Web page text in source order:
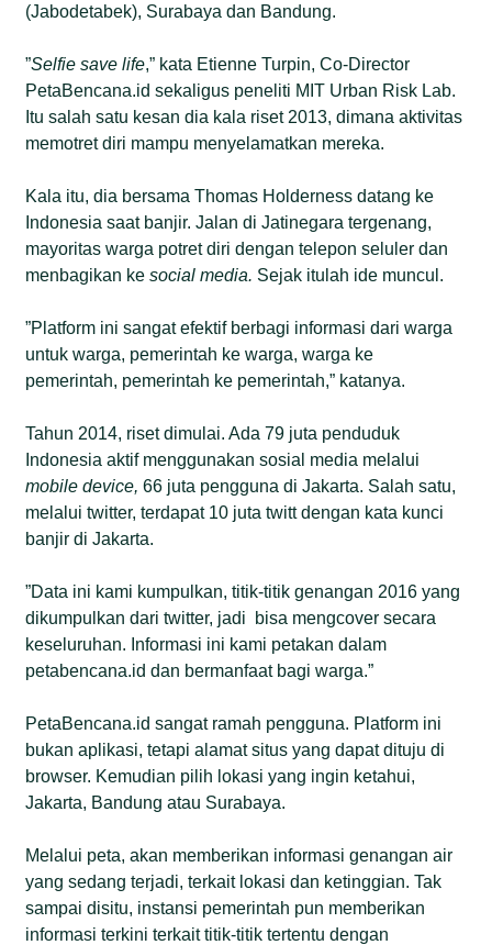
(Jabodetabek), Surabaya dan Bandung.
”Selfie save life,” kata Etienne Turpin, Co-Director
PetaBencana.id sekaligus peneliti MIT Urban Risk Lab.
Itu salah satu kesan dia kala riset 2013, dimana aktivitas
memotret diri mampu menyelamatkan mereka.
Kala itu, dia bersama Thomas Holderness datang ke
Indonesia saat banjir. Jalan di Jatinegara tergenang,
mayoritas warga potret diri dengan telepon seluler dan
menbagikan kesocial media. Sejak itulah ide muncul.
”Platform ini sangat efektif berbagi informasi dari warga
untuk warga, pemerintah ke warga, warga ke
pemerintah, pemerintah ke pemerintah,” katanya.
Tahun 2014, riset dimulai. Ada 79 juta penduduk
Indonesia aktif menggunakan sosial media melalui
mobile device,66 juta pengguna di Jakarta. Salah satu,
melalui twitter, terdapat 10 juta twitt dengan kata kunci
banjir di Jakarta.
”Data ini kami kumpulkan, titik-titik genangan 2016 yang
dikumpulkan dari twitter, jadi bisa mengcover secara
keseluruhan. Informasi ini kami petakan dalam
petabencana.id dan bermanfaat bagi warga.”
PetaBencana.id sangat ramah pengguna. Platform ini
bukan aplikasi, tetapi alamat situs yang dapat dituju di
browser. Kemudian pilih lokasi yang ingin ketahui,
Jakarta, Bandung atau Surabaya.
Melalui peta, akan memberikan informasi genangan air
yang sedang terjadi, terkait lokasi dan ketinggian. Tak
sampai disitu, instansi pemerintah pun memberikan
informasi terkini terkait titik-titik tertentu dengan